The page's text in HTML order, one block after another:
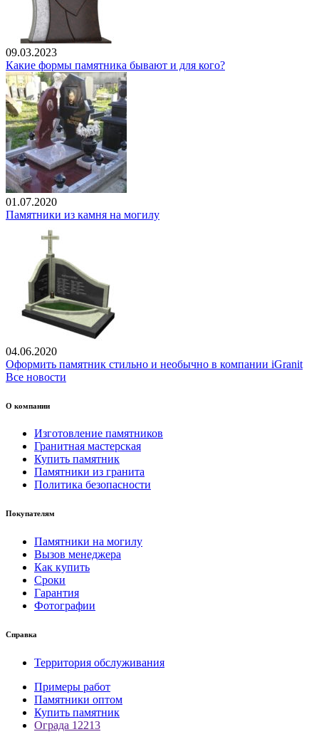
09.03.2023
Какие формы памятника бывают и для кого?
01.07.2020
Памятники из камня на могилу
04.06.2020
Оформить памятник стильно и необычно в компании iGranit
Все новости
О компании
Изготовление памятников
Гранитная мастерская
Купить памятник
Памятники из гранита
Политика безопасности
Покупателям
Памятники на могилу
Вызов менеджера
Как купить
Сроки
Гарантия
Фотографии
Справка
Территория обслуживания
Примеры работ
Памятники оптом
Купить памятник
Ограда 12213